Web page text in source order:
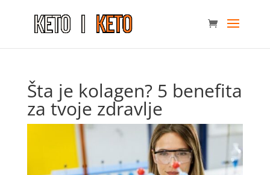
Šta je kolagen? 5 benefita
za tvoje zdravlje